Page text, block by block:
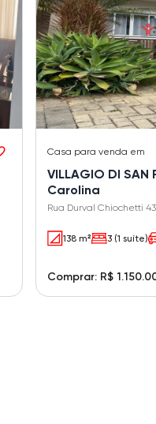
Casa para venda em
VILLAGIO DI SAN
Carolina
Rua Durval Chiochetti
138 m² 3 (1 suíte)
Comprar: R$